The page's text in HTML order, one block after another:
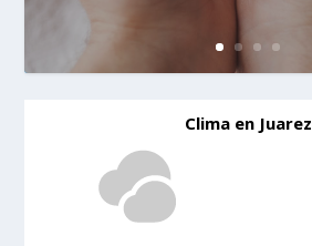
Clima en Juarez